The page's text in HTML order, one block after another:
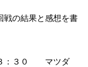
の結果と感想を書
：３０ マツダ